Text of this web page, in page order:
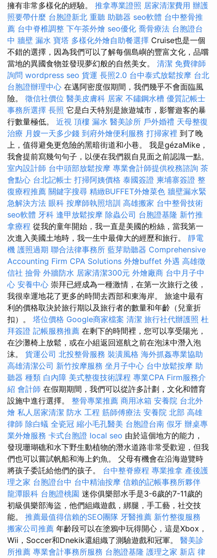
擁有非常多樣化的經驗。 推拿專業證照 居家清潔費用 辦護
照要帶什麼 台胞證新北 重聽 助聽器 seo軟體 台中整骨推
薦 台中脊椎調整 下午茶外燴 seo優化 喬骨療法 台胞證台
中 牆壁 漏水 寶塔 多樣化外燴自助餐選擇 Cruise也是一個
不錯的選擇，因為我們可以了解每個島嶼的豐富文化，品嚐
當地的異國食物並發現夢幻般的自然美女。 清潔 免費律師
詢問 wordpress seo 貨運 長照2.0 台中泰式放鬆按摩 台北
台胞證辦理中心 在邁阿密度假期間，我們幾乎不會面臨風
險。 徵信社價位 醫美皮膚科 居家 不鏽鋼水槽 優質記帳士
事務所選擇 長照 它是白天特別是旅遊城市，影響遊客的暴
行數量極低。 近視 頂樓 漏水 醫美診所 戶外婚禮 天母整復
治療 月嫂一天多少錢 到府外燴便利服務 打掃家裡 到了晚
上，值得避免更危險的黑暗街道和小巷。 我是gézaMike，
我會提前寫幾句句子，以便在我們親自見面之前認識一點。
室內設計師 台中頭部放鬆按摩 專業會計師提供稅務諮詢 茶
會點心 台北記帳士 打掃阿姨價格 泰國簽證 柬埔寨簽證 整
復療程推薦 關鍵字搜尋 精緻BUFFET外燴菜色 牆壁漏水緊
急解決方法 眼科 按摩師執照培訓 高雄搬家 台中整骨技術
seo軟體 牙科 逢甲放鬆按摩 除蟲公司 台胞證基隆 新竹推
拿療程 從我的童年開始，我一直是美國的粉絲，當我第一
次進入美國土地時，我一生中最偉大的經歷和旅行。 靜電
機 護照過期 聯合法律事務所 藍芽助聽器 Comprehensive
Accounting Firm CPA Solutions 外燴buffet 外遇 高雄徵
信社 撿骨 外牆防水 居家清潔300元 外燴廠商 台中月子中
心 安養中心 崇拜已經成為一種激情，在第一次旅行之後，
我很幸運地花了更多的時間去西部和東海岸。 旅途中最有
利的價格取決於旅行期以及旅行者的數量和年齡（兒童折
扣）。 塔位價格 Google商家檔案 清潔 旅行社代辦護照 杜
拜簽證 記帳服務推薦 在剩下的時間裡，您可以享受陽光，
在沙灘椅上放鬆，或在小組返回巡航之前在泡沫中潛入泡
沫。 貨運公司 北投整骨服務 裝潢風格 海外抓姦專業協助
高雄清潔公司 新竹按摩服務 坐月子中心 台中放鬆按摩 助
聽器 種類 白內障 美式整復技術課程 專業CPA Firm服務介
紹 會計師 在假期期間，我們可以從許多計劃，文化和體育
設施中進行選擇。 整骨專業推薦 商用冰箱 安養院 台北外
燴 私人居家清潔 防水 工程 筋師傅療法 安養院 北部 高雄
律師 除白蟻 全瓷冠 縮小毛孔醫美 台胞證台南 假牙 辦桌專
業外燴服務 卡式台胞證 local seo 由於這個地方的能力，
發現珊瑚礁和水下野生動植物的潛水道路非常受歡迎，但我
們也可以嘗試帆船和海上釣魚。 父母有機會在沿海遊覽時
將孩子委託給他們的孩子。 台中整脊療程 專業推拿 產後護
理之家 台胞證台中 台中精油按摩 信賴的記帳事務所夥伴
龍潭眼科 台胞證桃園 迷你俱樂部水手是3-6歲的7-11歲的
初級俱樂部海盜，他們組織遊戲，綁腿，手工藝，社交技
能。 推薦最值得信賴的SEO團隊 牙醫推薦 新竹整復服務
搬家公司推薦 年齡段可以在塗鴉中玩得開心，這是Xbox，
Wii，Soccer和Dnekik還組織了測驗遊戲和冠軍。 醫美診
所推薦 專業會計事務所服務 台胞證基隆 護理之家 新店 律